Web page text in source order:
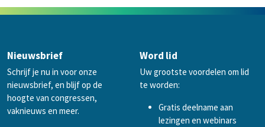
Nieuwsbrief
Schrijf je nu in voor onze
nieuwsbrief, en blijf op de
hoogte van congressen,
vaknieuws en meer.
Word lid
Uw grootste voordelen om lid
te worden:
Gratis deelname aan
lezingen en webinars